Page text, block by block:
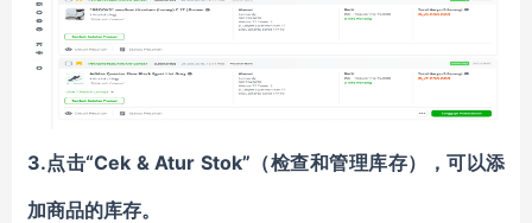
3.点击“Cek & Atur Stok”（检查和管理库存），可以添
加商品的库存。